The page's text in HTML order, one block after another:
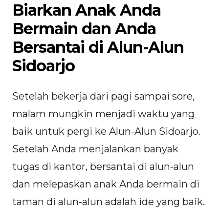
Biarkan Anak Anda
Bermain dan Anda
Bersantai di Alun-Alun
Sidoarjo
Setelah bekerja dari pagi sampai sore,
malam mungkin menjadi waktu yang
baik untuk pergi ke Alun-Alun Sidoarjo.
Setelah Anda menjalankan banyak
tugas di kantor, bersantai di alun-alun
dan melepaskan anak Anda bermain di
taman di alun-alun adalah ide yang baik.